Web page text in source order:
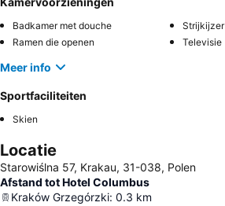
Badkamer met douche
Ramen die openen
Televisie
Meer info
Sportfaciliteiten
Skien
Locatie
Starowiślna 57, Krakau, 31-038, Polen
Afstand tot Hotel Columbus
Kraków Grzegórzki: 0.3 km